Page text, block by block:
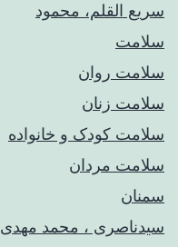
سریع القلم، محمود
سلامت
سلامت روان
سلامت زنان
سلامت کودک‌ و خانواده
سلامت مردان
سمنان
سیدناصری ، محمد مهدی